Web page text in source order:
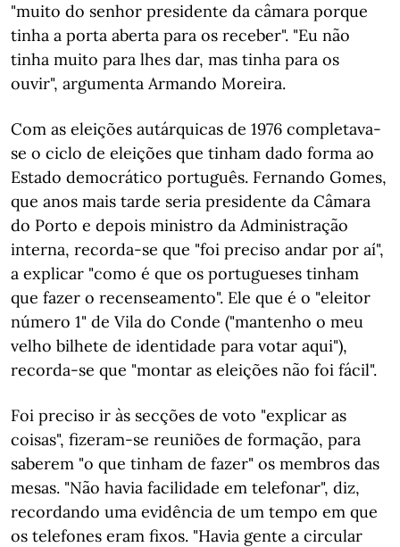
"muito do senhor presidente da câmara porque
tinha a porta aberta para os receber". "Eu não
tinha muito para lhes dar, mas tinha para os
ouvir", argumenta Armando Moreira.
Com as eleições autárquicas de 1976 completava-
se o ciclo de eleições que tinham dado forma ao
Estado democrático português. Fernando Gomes,
que anos mais tarde seria presidente da Câmara
do Porto e depois ministro da Administração
interna, recorda-se que "foi preciso andar por aí",
a explicar "como é que os portugueses tinham
que fazer o recenseamento". Ele que é o "eleitor
número 1" de Vila do Conde ("mantenho o meu
velho bilhete de identidade para votar aqui"),
recorda-se que "montar as eleições não foi fácil".
Foi preciso ir às secções de voto "explicar as
coisas", fizeram-se reuniões de formação, para
saberem "o que tinham de fazer" os membros das
mesas. "Não havia facilidade em telefonar", diz,
recordando uma evidência de um tempo em que
os telefones eram fixos. "Havia gente a circular